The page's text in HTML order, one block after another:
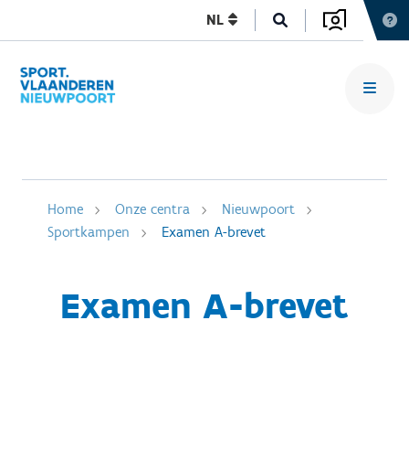
NL
Home Onze centra
Nieuwpoort
Sportkampen
Examen A-brevet
Examen A-brevet